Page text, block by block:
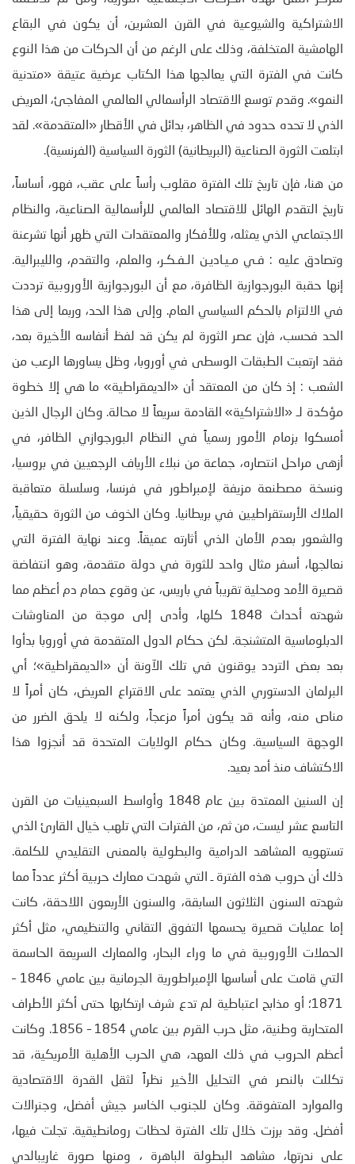
الاشتراكية والشيوعية في القرن العشرين، أن يكون في البقاع
الهامشية المتخلفة، وذلك على الرغم من أن الحركات من هذا النوع
كانت في الفترة التي يعالجها هذا الكتاب عرضية عتيقة «متدنية
النمو». وقدم توسع الاقتصاد الرأسمالي العالمي المفاجئ، العريض
الذي لا تحده حدود في الظاهر، بدائل في الأقطار «المتقدمة». لقد
ابتلعت الثورة الصناعية (البريطانية) الثورة السياسية (الفرنسية).
من هنا، فإن تاريخ تلك الفترة مقلوب رأساً على عقب، فهو، أساساً،
تاريخ التقدم الهائل للاقتصاد العالمي للرأسمالية الصناعية، والنظام
الاجتماعي الذي يمثله، وللأفكار والمعتقدات التي ظهر أنها تشرعنة
وتصادق عليه : فـي مـيـاديـن الـفـكـر، والعلم، والتقدم، والليبرالية.
إنها حقبة البورجوازية الظافرة، مع أن البورجوازية الأوروبية ترددت
في الالتزام بالحكم السياسي العام. وإلى هذا الحد، وربما إلى هذا
الحد فحسب، فإن عصر الثورة لم يكن قد لفظ أنفاسه الأخيرة بعد،
فقد ارتعبت الطبقات الوسطى في أوروبا، وظل يساورها الرعب من
الشعب : إذ كان من المعتقد أن «الديمقراطية» ما هي إلا خطوة
مؤكدة لـ «الاشتراكية» القادمة سريعاً لا محالة. وكان الرجال الذين
أمسكوا بزمام الأمور رسمياً في النظام البورجوازي الظافر، في
أزهى مراحل انتصاره، جماعة من نبلاء الأرياف الرجعيين في بروسيا،
ونسخة مصطنعة مزيفة لإمبراطور في فرنسا، وسلسلة متعاقبة
الملاك الأرستقراطيين في بريطانيا. وكان الخوف من الثورة حقيقياً،
والشعور بعدم الأمان الذي أثارته عميقاً. وعند نهاية الفترة التي
نعالجها، أسفر مثال واحد للثورة في دولة متقدمة، وهو انتفاضة
قصيرة الأمد ومحلية تقريباً في باريس، عن وقوع حمام دم أعظم مما
شهدته أحداث 1848 كلها، وأدى إلى موجة من المناوشات
الدبلوماسية المتشنجة. لكن حكام الدول المتقدمة في أوروبا بدأوا
بعد بعض التردد يوقنون في تلك الآونة أن «الديمقراطية»؛ أي
البرلمان الدستوري الذي يعتمد على الاقتراع العريض، كان أمراً لا
مناص منه، وأنه قد يكون أمراً مزعجاً، ولكنه لا يلحق الضرر من
الوجهة السياسية. وكان حكام الولايات المتحدة قد أنجزوا هذا
الاكتشاف منذ أمد بعيد.
إن السنين الممتدة بين عام 1848 وأواسط السبعينيات من القرن
التاسع عشر ليست، من ثم، من الفترات التي تلهب خيال القارئ الذي
تستهويه المشاهد الدرامية والبطولية بالمعنى التقليدي للكلمة.
ذلك أن حروب هذه الفترة ـ التي شهدت معارك حربية أكثر عدداً مما
شهدته السنون الثلاثون السابقة، والسنون الأربعون اللاحقة، كانت
إما عمليات قصيرة يحسمها التفوق التقاني والتنظيمي، مثل أكثر
الحملات الأوروبية في ما وراء البحار، والمعارك السريعة الحاسمة
التي قامت على أساسها الإمبراطورية الجرمانية بين عامي 1846 –
1871؛ أو مذابح اعتباطية لم تدع شرف ارتكابها حتى أكثر الأطراف
المتحاربة وطنية، مثل حرب القرم بين عامي 1854 – 1856. وكانت
أعظم الحروب في ذلك العهد، هي الحرب الأهلية الأمريكية، قد
تكللت بالنصر في التحليل الأخير نظراً لثقل القدرة الاقتصادية
والموارد المتفوقة. وكان للجنوب الخاسر جيش أفضل، وجنرالات
أفضل. وقد برزت خلال تلك الفترة لحظات رومانطيقية. تجلت فيها،
على ندرتها، مشاهد البطولة الباهرة ، ومنها صورة غاريبالدي